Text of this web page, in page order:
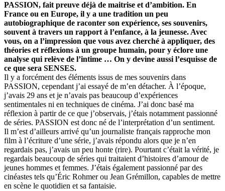
PASSION, fait preuve déjà de maitrise et d’ambition. En
France ou en Europe, il y a une tradition un peu
autobiographique de raconter son expérience, ses souvenirs,
souvent à travers un rapport à l’enfance, à la jeunesse. Avec
vous, on a l’impression que vous avez cherché à appliquer, des
théories et réflexions à un groupe humain, pour y éclore une
analyse qui relève de l’intime … On y devine aussi l’esquisse de
ce que sera SENSES.
Il y a forcément des éléments issus de mes souvenirs dans
PASSION, cependant j’ai essayé de m’en détacher. À l’époque,
j’avais 29 ans et je n’avais pas beaucoup d’expériences
sentimentales ni en techniques de cinéma. J’ai donc basé ma
réflexion à partir de ce que j’observais, j’étais notamment passionné
de séries. PASSION est donc né de l’interprétation d’un sentiment.
Il m’est d’ailleurs arrivé qu’un journaliste français rapproche mon
film à l’écriture d’une série, j’avais répondu alors que je n’en
regardais pas, j’avais un peu honte (rire). Pourtant c’était la vérité, je
regardais beaucoup de séries qui traitaient d’histoires d’amour de
jeunes hommes et femmes. J’étais également passionné par des
cinéastes tels qu’Éric Rohmer ou Jean Grémillon, capables de mettre
en scène le quotidien et sa fantaisie.